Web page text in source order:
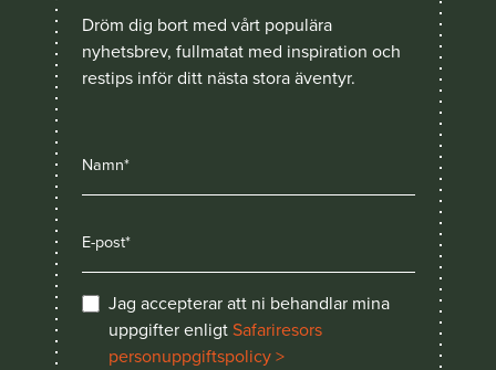
Dröm dig bort med vårt populära
nyhetsbrev, fullmatat med inspiration och
restips inför ditt nästa stora äventyr.
Jag accepterar att ni behandlar mina
uppgifter enligtSafariresors
personuppgiftspolicy >